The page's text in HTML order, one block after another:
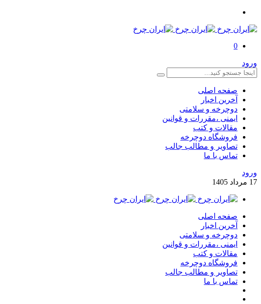
0
ورود
صفحه اصلی
آخرین اخبار
دوچرخه و سلامتی
ایمنی ،مقررات و قوانین
مقالات و کتب
فروشگاه دوچرخه
تصاویر و مطالب جالب
تماس با ما
ورود
17 مرداد 1405
صفحه اصلی
آخرین اخبار
دوچرخه و سلامتی
ایمنی ،مقررات و قوانین
مقالات و کتب
فروشگاه دوچرخه
تصاویر و مطالب جالب
تماس با ما